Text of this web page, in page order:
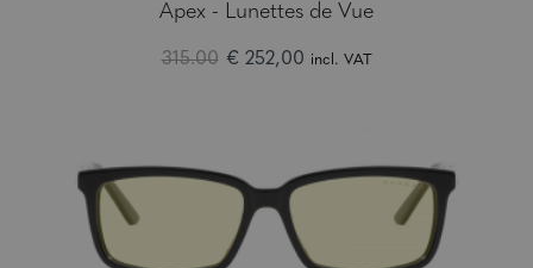
Apex - Lunettes de Vue
315.00 € 252,00 incl. VAT